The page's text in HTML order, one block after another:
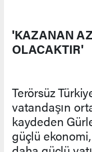
'KAZANAN
OLACAKTIR'
Terörsüz
vatandaşın
kaydeden
güçlü